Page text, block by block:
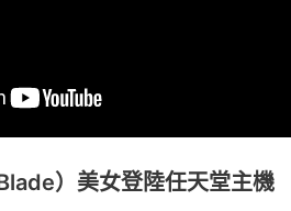
）美女登陸任天堂主機